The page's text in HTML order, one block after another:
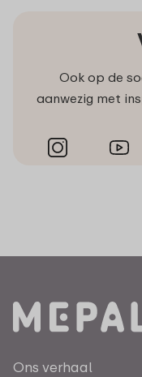
Ook op de
aanwezig met
Ons verhaal